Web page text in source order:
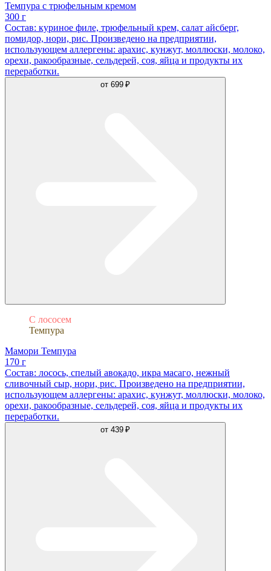
Темпура с трюфельным кремом
300 г
Состав: куриное филе, трюфельный крем, салат айсберг,
помидор, нори, рис. Произведено на предприятии,
использующем аллергены: арахис, кунжут, моллюски, молоко,
орехи, ракообразные, сельдерей, соя, яйца и продукты их
переработки.
от 699 ₽
С лососем
Темпура
Мамори Темпура
170 г
Состав: лосось, спелый авокадо, икра масаго, нежный
сливочный сыр, нори, рис. Произведено на предприятии,
использующем аллергены: арахис, кунжут, моллюски, молоко,
орехи, ракообразные, сельдерей, соя, яйца и продукты их
переработки.
от 439 ₽